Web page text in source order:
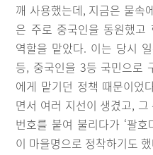
깨 사용했는데, 지금은 물속
은 주로 중국인을 동원했고
역할을 맡았다. 이는 당시
등, 중국인을 3등 국민으로
에게 맡기던 정책 때문이었
면서 여러 지선이 생겼고,
번호를 붙여 불리다가 ‘팔
이 마을명으로 정착하기도